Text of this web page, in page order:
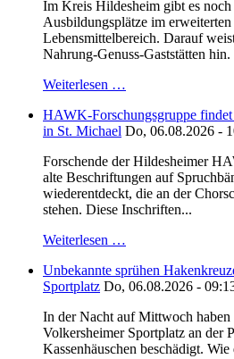
Im Kreis Hildesheim gibt es
Ausbildungsplätze im
Lebensmittelbereich. Darauf
Nahrung-Genuss-Gaststätten
Weiterlesen …
HAWK-Forschungsgruppe
in St. Michael Do, 06.08.2026 -
Forschende der Hildesheimer
alte Beschriftungen auf
wiederentdeckt, die an der
stehen. Diese Inschriften...
Weiterlesen …
Unbekannte sprühen
Sportplatz Do, 06.08.2026 -
In der Nacht auf Mittwoch haben
Volkersheimer Sportplatz an der
Kassenhäuschen beschädigt.